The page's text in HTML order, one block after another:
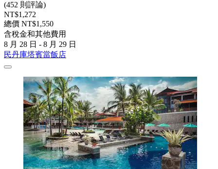
(452 則評論)
NT$1,272
總價 NT$1,550
含稅金和其他費用
8 月 28 日 - 8 月 29 日
民丹庫塔賓當飯店